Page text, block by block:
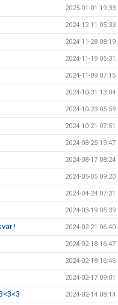
2025-01-01 19:33
2024-12-11 05:33
2024-11-28 08:19
2024-11-19 05:31
2024-11-09 07:15
2024-10-31 13:04
2024-10-23 05:59
2024-10-21 07:51
2024-08-25 19:47
2024-08-17 08:24
2024-05-05 09:20
2024-04-24 07:31
2024-03-19 05:39
! 2024-02-21 06:40
2024-02-18 16:47
2024-02-18 16:46
2024-02-17 09:01
2024-02-14 08:14